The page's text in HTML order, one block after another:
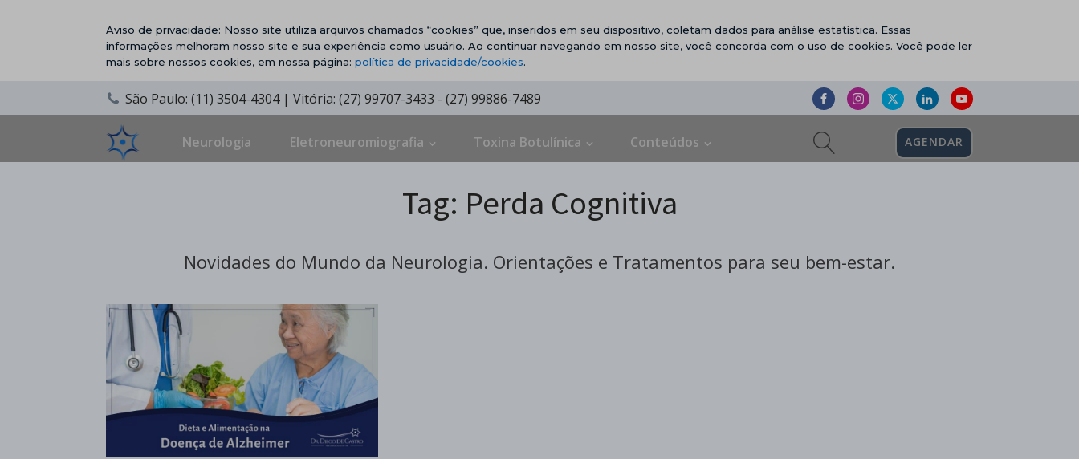
Aviso de privacidade: Nosso site utiliza arquivos chamados “cookies” que, inseridos em seu dispositivo, coletam dados para análise estatística. Essas
informações melhoram nosso site e sua experiência como usuário. Ao continuar navegando em nosso site, você concorda com o uso de cookies. Você pode ler
mais sobre nossos cookies, em nossa página: política de privacidade/cookies.
São Paulo: (11) 3504-4304 | Vitória: (27) 99707-3433 - (27) 99886-7489
Neurologia Eletroneuromiografia Toxina Botulínica Conteúdos AGENDAR
Tag: Perda Cognitiva
Novidades do Mundo da Neurologia. Orientações e Tratamentos para seu bem-estar.